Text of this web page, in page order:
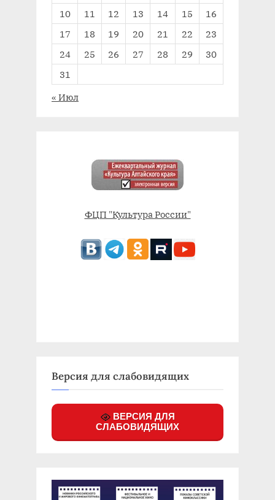
10
11 12 13 14 15
16
17
18 19 20 21 22
23
24
25 26 27 28 29
30
31
« Июл
ФЦП "Культура России"
Версия для слабовидящих
ВЕРСИЯ ДЛЯ
СЛАБОВИДЯЩИХ